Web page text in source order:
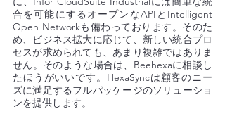
合を可能にするオープンなAPIとIntelligent
Open Networkも備わっております。そのた
め、ビジネス拡大に応じて、新しい統合プロ
セスが求められても、あまり複雑ではありま
せん。そのような場合は、Beehexaに相談し
たほうがいいです。HexaSyncは顧客のニー
ズに満足するフルパッケージのソリューショ
ンを提供します。